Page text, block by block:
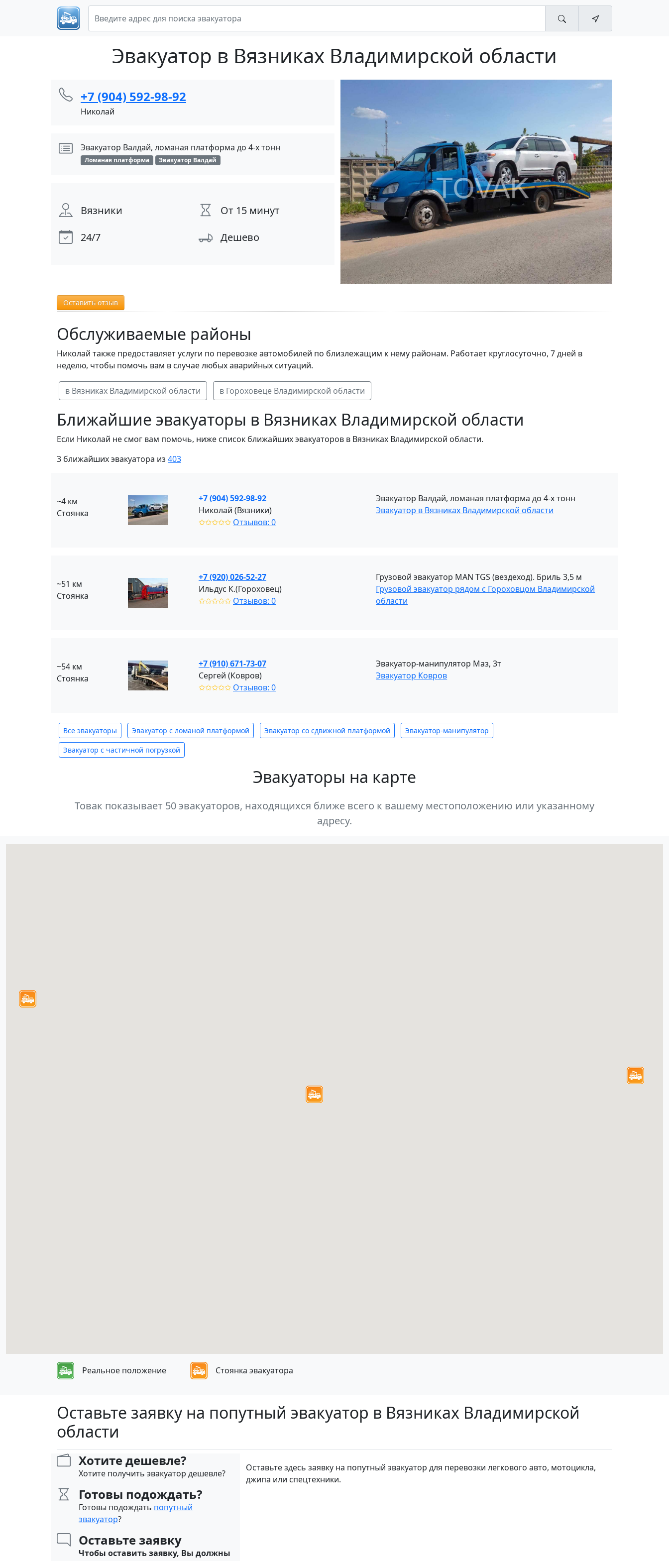
Эвакуатор в Вязниках Владимирской области
+7 (904) 592-98-92
Николай
Эвакуатор Валдай, ломаная платформа до 4-х тонн
Ломаная платформа Эвакуатор Валдай
Вязники
От 15 минут
24/7
Дешево
Оставить отзыв
Обслуживаемые районы
Николай также предоставляет услуги по перевозке автомобилей по близлежащим к нему районам. Работает круглосуточно, 7 дней в
неделю, чтобы помочь вам в случае любых аварийных ситуаций.
в Вязниках Владимирской области в Гороховеце Владимирской области
Ближайшие эвакуаторы в Вязниках Владимирской области
Если Николай не смог вам помочь, ниже список ближайших эвакуаторов в Вязниках Владимирской области.
3 ближайших эвакуатора из 403
~4 км
Стоянка
+7 (904) 592-98-92
Николай (Вязники)
✩✩✩✩✩ Отзывов: 0
Эвакуатор Валдай, ломаная платформа до 4-х тонн
Эвакуатор в Вязниках Владимирской области
~51 км
Стоянка
+7 (920) 026-52-27
Ильдус К.(Гороховец)
✩✩✩✩✩ Отзывов: 0
Грузовой эвакуатор MAN TGS (вездеход). Бриль 3,5 м
Грузовой эвакуатор рядом с Гороховцом Владимирской
области
~54 км
Стоянка
+7 (910) 671-73-07
Сергей (Ковров)
✩✩✩✩✩ Отзывов: 0
Эвакуатор-манипулятор Маз, 3т
Эвакуатор Ковров
Все эвакуаторы Эвакуатор с ломаной платформой Эвакуатор со сдвижной платформой Эвакуатор-манипулятор
Эвакуатор с частичной погрузкой
Эвакуаторы на карте
Товак показывает 50 эвакуаторов, находящихся ближе всего к вашему местоположению или указанному
адресу.
Реальное положение Стоянка эвакуатора
Оставьте заявку на попутный эвакуатор в Вязниках Владимирской
области
Хотите дешевле?
Хотите получить эвакуатор дешевле?
Готовы подождать?
Готовы подождать попутный
эвакуатор?
Оставьте заявку
Чтобы оставить заявку, Вы должны
Оставьте здесь заявку на попутный эвакуатор для перевозки легкового авто, мотоцикла,
джипа или спецтехники.